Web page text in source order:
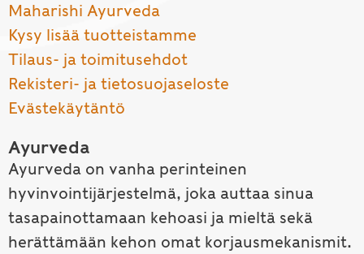
Maharishi Ayurveda
Kysy lisää tuotteistamme
Tilaus- ja toimitusehdot
Rekisteri- ja tietosuojaseloste
Evästekäytäntö
Ayurveda
Ayurveda on vanha perinteinen
hyvinvointijärjestelmä, joka auttaa sinua
tasapainottamaan kehoasi ja mieltä sekä
herättämään kehon omat korjausmekanismit.